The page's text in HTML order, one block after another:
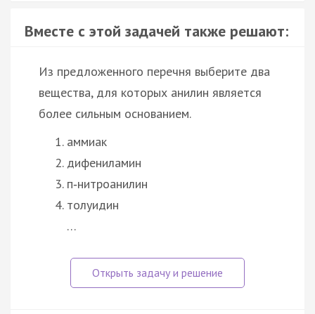
Вместе с этой задачей также решают:
Из предложенного перечня выберите два
вещества, для которых анилин является
более сильным основанием.
аммиак
дифениламин
п‑нитроанилин
толуидин
…